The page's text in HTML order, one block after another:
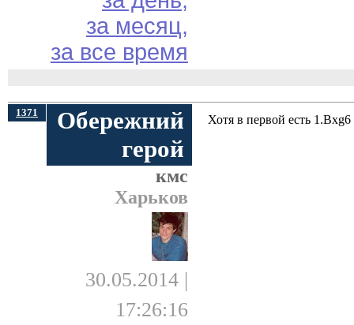
за месяц,
за все время
1371
Обережний
герой
кмс
Харьков
30.05.2014 |
17:26:16
Хотя в первой есть